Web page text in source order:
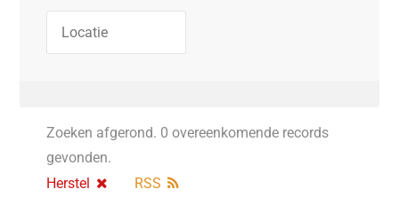
Zoeken afgerond. 0 overeenkomende records
gevonden.
Herstel
RSS